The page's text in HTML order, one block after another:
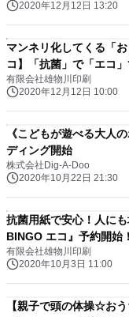
2020年12月12日 13:20
マンネリ化してくる「
コ】「抗菌」で「エコ
有限会社雄物川印刷
2020年12月12日 10:00
《こどもが遊べる大人
ディング開始
株式会社Dig-A-Doo
2020年10月22日 21:30
抗菌用紙で安心！人に
BINGO エコ』予約開始！
有限会社雄物川印刷
2020年10月3日 11:00
【親子で頭の体操☆お